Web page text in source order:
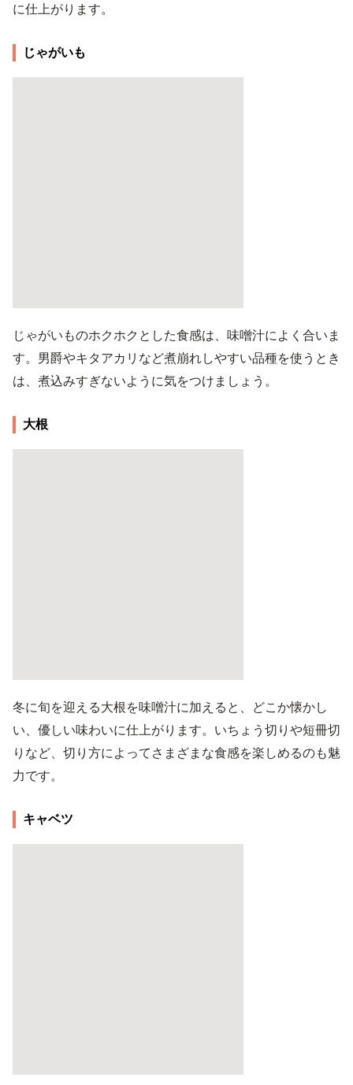
に仕上がります。
じゃがいも
じゃがいものホクホクとした食感は、味噌汁によく合いま
す。男爵やキタアカリなど煮崩れしやすい品種を使うとき
は、煮込みすぎないように気をつけましょう。
大根
冬に旬を迎える大根を味噌汁に加えると、どこか懐かし
い、優しい味わいに仕上がります。いちょう切りや短冊切
りなど、切り方によってさまざまな食感を楽しめるのも魅
力です。
キャベツ